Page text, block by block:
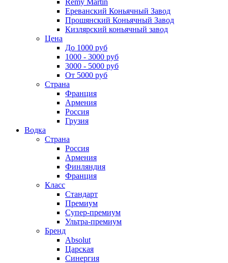
Ереванский Коньячный Завод
Прошянский Коньячный Завод
Кизлярский коньячный завод
Цена
До 1000 руб
1000 - 3000 руб
3000 - 5000 руб
От 5000 руб
Страна
Франция
Армения
Россия
Грузия
Водка
Страна
Россия
Армения
Финляндия
Франция
Класс
Стандарт
Премиум
Супер-премиум
Ультра-премиум
Бренд
Absolut
Царская
Синергия